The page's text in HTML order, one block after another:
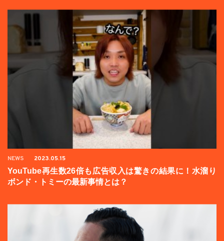
NEWS 2023.05.15
YouTube再生数26倍も広告収入は驚きの結果に！水溜り
ボンド・トミーの最新事情とは？